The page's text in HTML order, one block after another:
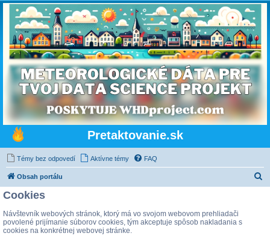
Pretaktovanie.sk
Témy bez odpovedí Aktívne témy FAQ
Obsah portálu
Cookies
Návštevník webových stránok, ktorý má vo svojom webovom prehliadači
povolené prijímanie súborov cookies, tým akceptuje spôsob nakladania s
cookies na konkrétnej webovej stránke.